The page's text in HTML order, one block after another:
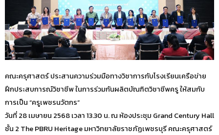
คณะครุศาสตร์ ประสานความร่วมมือทางวิชาการกับโรงเรียนเครือข่าย
ฝึกประสบการณ์วิชาชีพ ในการร่วมกันผลิตบัณฑิตวิชาชีพครู ให้สมกับ
การเป็น “ครูเพชรนวัตกร”
วันที่ 28 เมษายน 2568 เวลา 13.30 น. ณ ห้องประชุม Grand Century Hall
ชั้น 2 The PBRU Heritage มหาวิทยาลัยราชภัฏเพชรบุรี คณะครุศาสตร์